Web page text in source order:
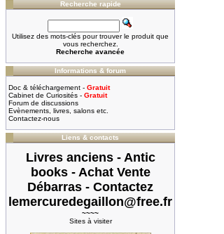
Recherche rapide
Utilisez des mots-clés pour trouver le produit que
vous recherchez.
Recherche avancée
Informations & forum
Doc & téléchargement - Gratuit
Cabinet de Curiosités - Gratuit
Forum de discussions
Evènements, livres, salons etc.
Contactez-nous
Liens & contacts
Livres anciens - Antic
books - Achat Vente
Débarras - Contactez
lemercuredegaillon@free.fr
~~~~
Sites à visiter